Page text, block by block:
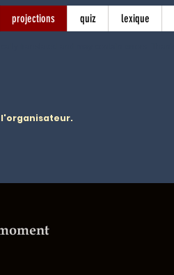
projections quiz lexique
l'organisateur.